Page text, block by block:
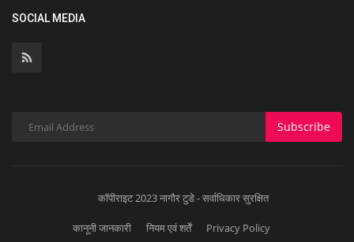
SOCIAL MEDIA
Subscribe
कॉपीराइट 2023 नागौर टुडे - सर्वाधिकार सुरक्षित
कानूनी जानकारी नियम एवं शर्तें Privacy Policy